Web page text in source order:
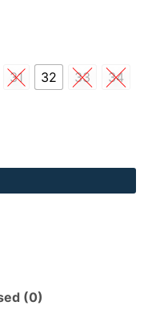
31 32 33
34
(0)